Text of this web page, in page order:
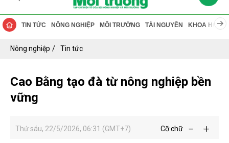
TIN TỨC NÔNG NGHIỆP MÔI TRƯỜNG TÀI NGUYÊN KHOA HỌC
Nông nghiệp Tin tức
Cao Bằng tạo đà từ nông nghiệp bền
vững
Thứ sáu, 22/5/2026, 06:31 (GMT+7) Cỡ chữ